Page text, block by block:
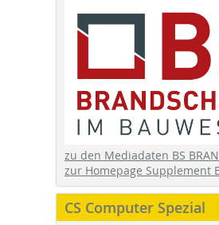
zu den Mediadaten BS
zur Homepage Supplement
CS Computer Spezial